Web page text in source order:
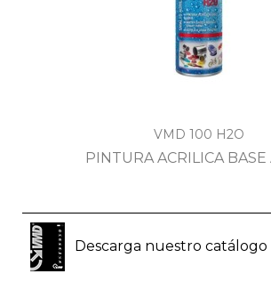
VMD 100 H2O
PINTURA ACRILICA BASE
Descarga nuestro catálogo